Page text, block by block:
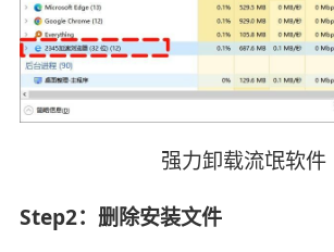
强力卸载流氓软件
Step2：‌删除安装文件‌